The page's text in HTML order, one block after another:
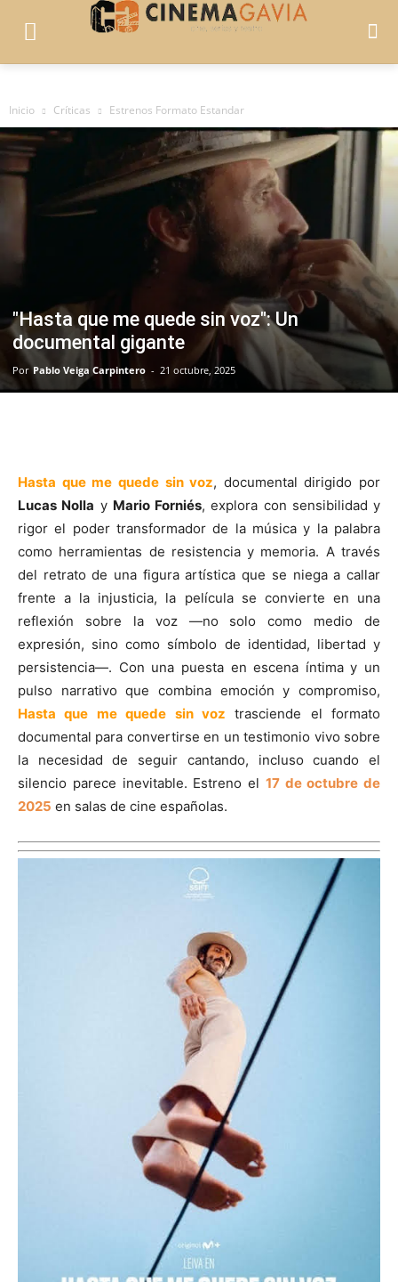
Inicio Críticas Estrenos Formato Estandar
"Hasta que me quede sin voz": Un
documental gigante
Por Pablo Veiga Carpintero - 21 octubre, 2025
Hasta que me quede sin voz, documental dirigido por
Lucas Nolla y Mario Forniés, explora con sensibilidad y
rigor el poder transformador de la música y la palabra
como herramientas de resistencia y memoria. A través
del retrato de una figura artística que se niega a callar
frente a la injusticia, la película se convierte en una
reflexión sobre la voz —no solo como medio de
expresión, sino como símbolo de identidad, libertad y
persistencia—. Con una puesta en escena íntima y un
pulso narrativo que combina emoción y compromiso,
Hasta que me quede sin voz trasciende el formato
documental para convertirse en un testimonio vivo sobre
la necesidad de seguir cantando, incluso cuando el
silencio parece inevitable. Estreno el 17 de octubre de
2025 en salas de cine españolas.